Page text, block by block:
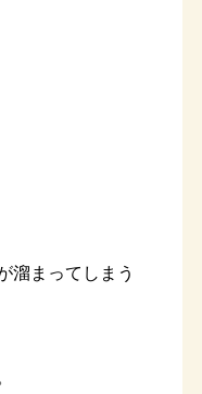
溜まってしまう